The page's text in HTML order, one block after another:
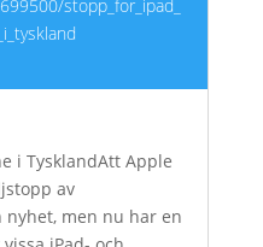
stopp_for_ipad_
i TysklandAtt Apple
av
men nu har en